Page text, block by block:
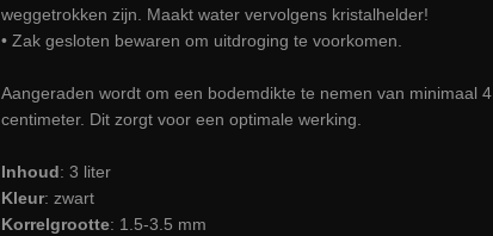
weggetrokken zijn. Maakt water vervolgens kristalhelder!
• Zak gesloten bewaren om uitdroging te voorkomen.
Aangeraden wordt om een bodemdikte te nemen van minimaal 4
centimeter. Dit zorgt voor een optimale werking.
Inhoud: 3 liter
Kleur: zwart
Korrelgrootte: 1.5-3.5 mm